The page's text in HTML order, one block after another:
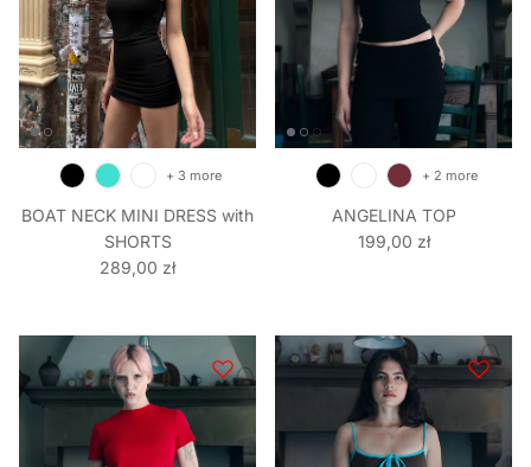
BOAT NECK MINI DRESS with
SHORTS
Regular price
289,00 zł
+ 3 more
ANGELINA TOP
Regular price
199,00 zł
+ 2 more